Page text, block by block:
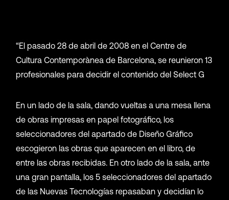
“El pasado 28 de abril de 2008 en el Centre de
Cultura Contemporànea de Barcelona, se reunieron 13
profesionales para decidir el contenido del Select G
En un lado de la sala, dando vueltas a una mesa llena
de obras impresas en papel fotográfico, los
seleccionadores del apartado de Diseño Gráfico
escogieron las obras que aparecen en el libro, de
entre las obras recibidas. En otro lado de la sala, ante
una gran pantalla, los 5 seleccionadores del apartado
de las Nuevas Tecnologías repasaban y decidían lo